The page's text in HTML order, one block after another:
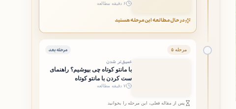
۶ دقیقه مطالعه
در حال مطالعه این مرحله هستید
مرحله ۵ مرحله بعد
عمیق‌تر شدن
با مانتو کوتاه چی بپوشیم؟ راهنمای
ست کردن با مانتو کوتاه
۷ دقیقه مطالعه
پس از مقاله فعلی، این مرحله را بخوانید